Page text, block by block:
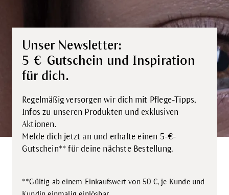
Unser Newsletter:
5-€-Gutschein und Inspiration
für dich.
Regelmäßig versorgen wir dich mit Pflege-Tipps,
Infos zu unseren Produkten und exklusiven
Aktionen.
Melde dich jetzt an und erhalte einen 5-€-
Gutschein** für deine nächste Bestellung.
**Gültig ab einem Einkaufswert von 50 €, je Kunde und